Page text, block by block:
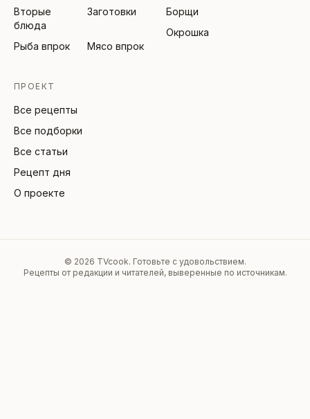
Вторые
блюда
Заготовки
Рыба впрок Мясо впрок
Борщи
Окрошка
ПРОЕКТ
Все рецепты
Все подборки
Все статьи
Рецепт дня
О проекте
© 2026 TVcook. Готовьте с удовольствием.
Рецепты от редакции и читателей, выверенные по источникам.